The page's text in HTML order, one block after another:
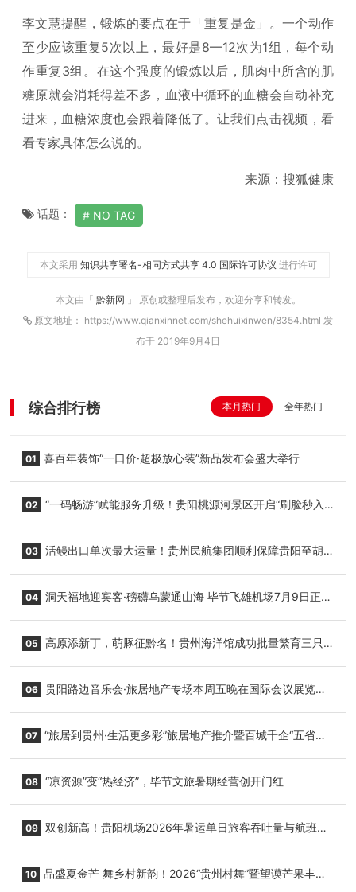
李文慧提醒，锻炼的要点在于「重复是金」。一个动作
至少应该重复5次以上，最好是8—12次为1组，每个动
作重复3组。在这个强度的锻炼以后，肌肉中所含的肌
糖原就会消耗得差不多，血液中循环的血糖会自动补充
进来，血糖浓度也会跟着降低了。让我们点击视频，看
看专家具体怎么说的。
来源：搜狐健康
话题： NO TAG
本文采用 知识共享署名-相同方式共享 4.0 国际许可协议 进行许可
本文由「 黔新网 」 原创或整理后发布，欢迎分享和转发。
原文地址： https://www.qianxinnet.com/shehuixinwen/8354.html 发
布于 2019年9月4日
综合排行榜 本月热门 全年热门
01 喜百年装饰“一口价·超极放心装”新品发布会盛大举行
02 “一码畅游”赋能服务升级！贵阳桃源河景区开启“刷脸秒入
03 活鳗出口单次最大运量！贵州民航集团顺利保障贵阳至胡
04 洞天福地迎宾客·磅礴乌蒙通山海 毕节飞雄机场7月9日正式
05 高原添新丁，萌豚征黔名！贵州海洋馆成功批量繁育三只
06 贵阳路边音乐会·旅居地产专场本周五晚在国际会议展览中
07 “旅居到贵州·生活更多彩”旅居地产推介暨百城千企“五省
08 “凉资源”变“热经济”，毕节文旅暑期经营创开门红
09 双创新高！贵阳机场2026年暑运单日旅客吞吐量与航班起
10 品盛夏金芒 舞乡村新韵！2026“贵州村舞”暨望谟芒果丰收